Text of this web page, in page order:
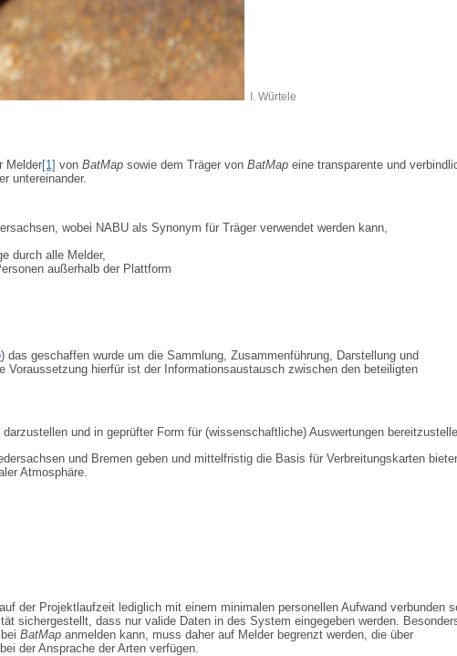
I. Würtele
Melder[1] von BatMap sowie dem Träger von BatMap eine transparente und
untereinander.
wobei NABU als Synonym für Träger verwendet werden kann,
durch alle Melder,
außerhalb der Plattform
) das geschaffen wurde um die Sammlung, Zusammenführung, Darstellung und
hierfür ist der Informationsaustausch zwischen den beteiligten
und in geprüfter Form für (wissenschaftliche) Auswertungen
und Bremen geben und mittelfristig die Basis für Verbreitungskarten
Atmosphäre.
der Projektlaufzeit lediglich mit einem minimalen personellen Aufwand verbunden
sichergestellt, dass nur valide Daten in des System eingegeben werden.
BatMap anmelden kann, muss daher auf Melder begrenzt werden, die über
der Ansprache der Arten verfügen.